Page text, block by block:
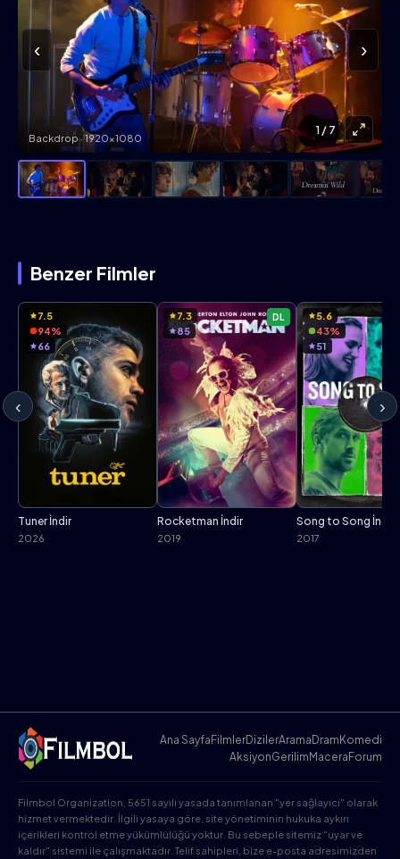
‹
Backdrop · 1920×1080
›
1 / 7
Benzer Filmler
‹
7.5
94%
66
Tuner İndir
2026
DL
7.3
85
Rocketman İndir
2019
5.6
43%
51
Song to Song İndir
2017
›
Ana Sayfa FilmlerDizilerArama Dram Komedi
AksiyonGerilim Macera Forum
Filmbol Organization, 5651 sayılı yasada tanımlanan "yer sağlayıcı" olarak
hizmet vermektedir. İlgili yasaya göre, site yönetiminin hukuka aykırı
içerikleri kontrol etme yükümlülüğü yoktur. Bu sebeple sitemiz "uyar ve
kaldır" sistemi ile çalışmaktadır. Telif sahipleri, bize e-posta adresimizden